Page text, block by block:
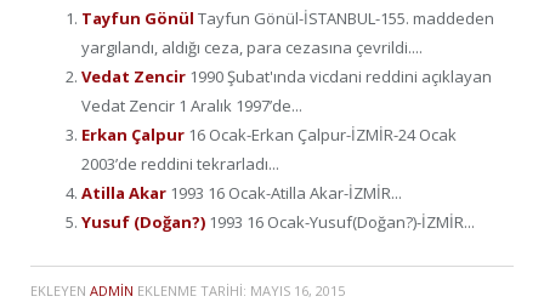
Tayfun Gönül Tayfun Gönül-İSTANBUL-155. maddeden
yargılandı, aldığı ceza, para cezasına çevrildi....
Vedat Zencir 1990 Şubat'ında vicdani reddini açıklayan
Vedat Zencir 1 Aralık 1997’de...
Erkan Çalpur 16 Ocak-Erkan Çalpur-İZMİR-24 Ocak
2003’de reddini tekrarladı...
Atilla Akar 1993 16 Ocak-Atilla Akar-İZMİR...
Yusuf (Doğan?) 1993 16 Ocak-Yusuf(Doğan?)-İZMİR...
EKLEYEN ADMIN EKLENME TARIHI: MAYIS 16, 2015